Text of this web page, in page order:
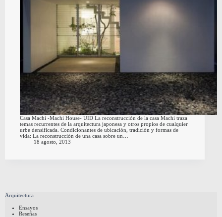
Casa Machi -Machi House- UID La reconstrucción de la casa Machi traza
temas recurrentes de la arquitectura japonesa y otros propios de cualquier
urbe densificada. Condicionantes de ubicación, tradición y formas de
vida: La reconstrucción de una casa sobre un…
18 agosto, 2013
Arquitectura
Ensayos
Reseñas